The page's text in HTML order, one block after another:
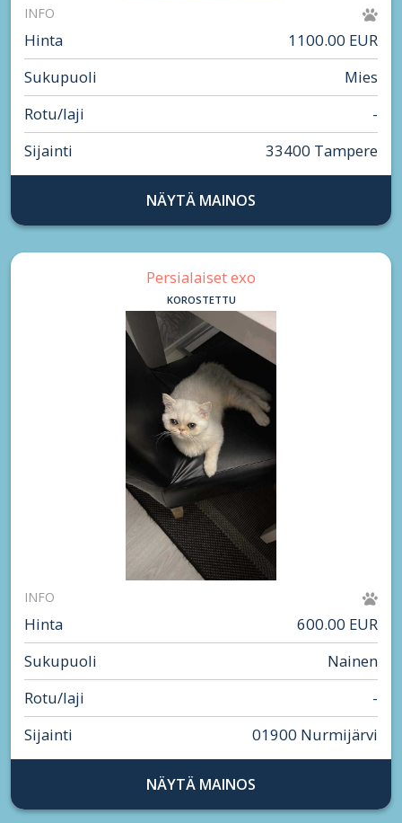
INFO
Hinta
1100.00 EUR
Sukupuoli
Mies
Rotu/laji
-
Sijainti
33400 Tampere
NÄYTÄ MAINOS
KOROSTETTU
Persialaiset exo
INFO
Hinta
600.00 EUR
Sukupuoli
Nainen
Rotu/laji
-
Sijainti
01900 Nurmijärvi
NÄYTÄ MAINOS